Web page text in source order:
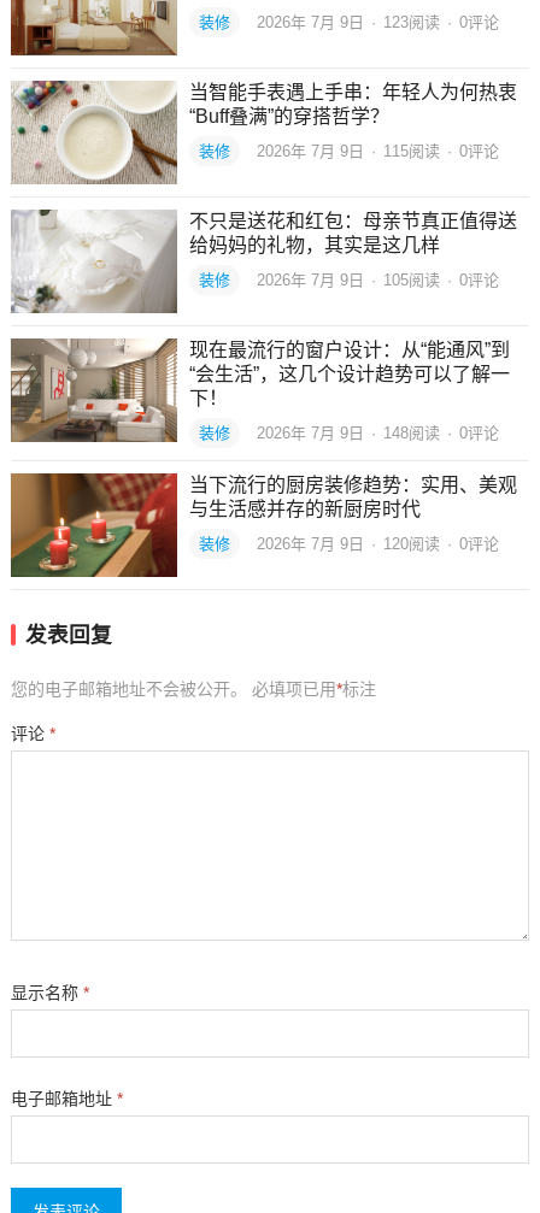
装修 2026年 7月 9日 · 123阅读 · 0评论
当智能手表遇上手串：年轻人为何热衷
“Buff叠满”的穿搭哲学？
装修 2026年 7月 9日 · 115阅读 · 0评论
不只是送花和红包：母亲节真正值得送
给妈妈的礼物，其实是这几样
装修 2026年 7月 9日 · 105阅读 · 0评论
现在最流行的窗户设计：从“能通风”到
“会生活”，这几个设计趋势可以了解一
下！
装修 2026年 7月 9日 · 148阅读 · 0评论
当下流行的厨房装修趋势：实用、美观
与生活感并存的新厨房时代
装修 2026年 7月 9日 · 120阅读 · 0评论
发表回复
您的电子邮箱地址不会被公开。 必填项已用*标注
评论 *
显示名称 *
电子邮箱地址 *